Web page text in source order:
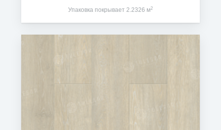
Упаковка покрывает 2.2326 м2